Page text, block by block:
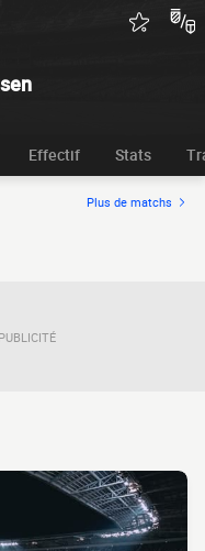
Effectif Stats
Plus de matchs